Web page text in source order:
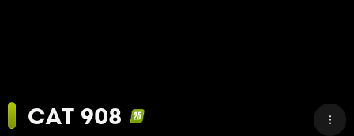
CAT 908